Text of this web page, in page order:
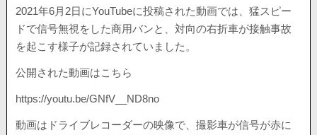
2021年6月2日にYouTubeに投稿された動画では、猛スピー
ドで信号無視をした商用バンと、対向の右折車が接触事故
を起こす様子が記録されていました。
公開された動画はこちら
https://youtu.be/GNfV__ND8no
動画はドライブレコーダーの映像で、撮影車が信号が赤に